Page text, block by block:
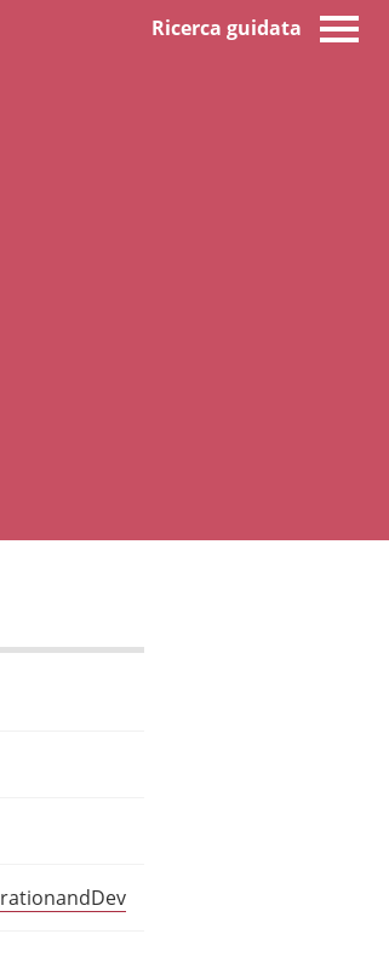
Ricerca guidata